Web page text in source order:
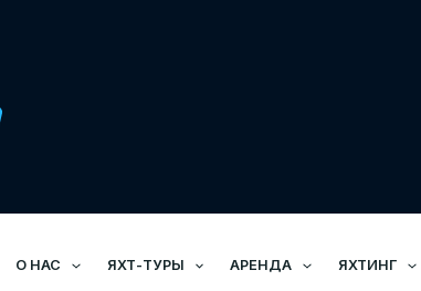
О НАС ЯХТ-ТУРЫ АРЕНДА ЯХТИНГ